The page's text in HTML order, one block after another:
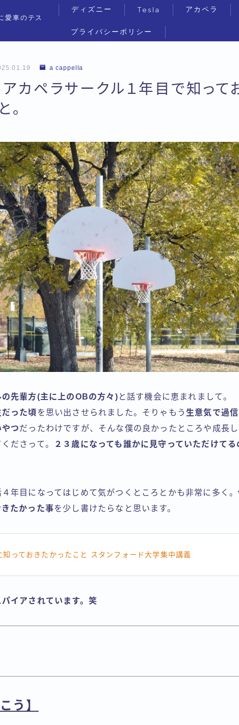
愛車のテス
ディズニー Tesla アカペラ
プライバシーポリシー
a cappella
アカペラサークル１年目で知って
。
の先輩方(主に上のOBの方々) と話す機会に恵まれまして。
だった頃を思い出させられました。そりゃもう生意気で過
つだったわけですが、そんな僕の良かったところや成長し
ださって。
２３歳になっても誰かに見守っていただけてる
年目になってはじめて気がつくところとかも非常に多く。
たかった事を少し書けたらなと思います。
知っておきたかったこと スタンフォード大学集中講義
イアされています。笑
う】